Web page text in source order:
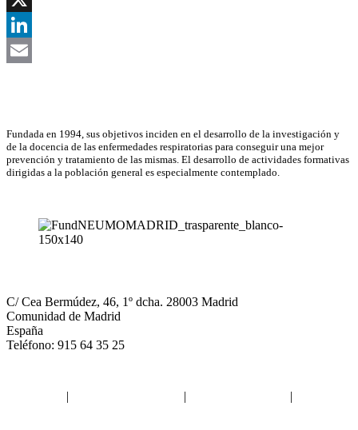
X
LinkedIn
Fundada en 1994, sus objetivos inciden en el desarrollo de la investigación y
de la docencia de las enfermedades respiratorias para conseguir una mejor
prevención y tratamiento de las mismas. El desarrollo de actividades formativas
dirigidas a la población general es especialmente contemplado.
C/ Cea Bermúdez, 46, 1º dcha. 28003 Madrid
Comunidad de Madrid
España
Teléfono: 915 64 35 25
| | |